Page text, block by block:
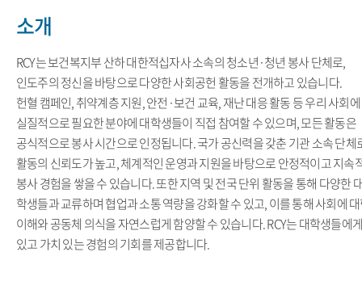
소개
RCY는 보건복지부 산하 대한적십자사 소속의 청소년·청년 봉사 단체로,
인도주의 정신을 바탕으로 다양한 사회공헌 활동을 전개하고 있습니다.
헌혈 캠페인, 취약계층 지원, 안전·보건 교육, 재난 대응 활동 등 우리 사회에
실질적으로 필요한 분야에 대학생들이 직접 참여할 수 있으며, 모든 활동은
공식적으로 봉사 시간으로 인정됩니다. 국가 공신력을 갖춘 기관 소속 단체
활동의 신뢰도가 높고, 체계적인 운영과 지원을 바탕으로 안정적이고 지속
봉사 경험을 쌓을 수 있습니다. 또한 지역 및 전국 단위 활동을 통해 다양한
학생들과 교류하며 협업과 소통 역량을 강화할 수 있고, 이를 통해 사회에
이해와 공동체 의식을 자연스럽게 함양할 수 있습니다. RCY는 대학생들에
있고 가치 있는 경험의 기회를 제공합니다.